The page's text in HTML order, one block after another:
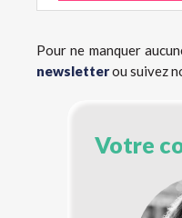
Pour ne manquer
newsletterou suivez
Votre